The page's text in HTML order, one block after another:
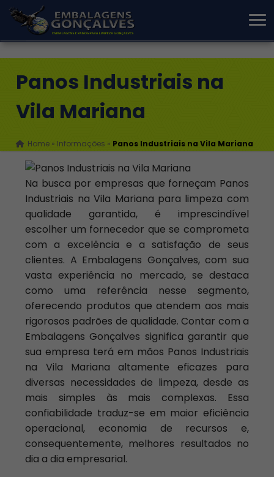
Panos Industriais na
Vila Mariana
Home » Informações » Panos Industriais na Vila Mariana
Na busca por empresas que forneçam Panos
Industriais na Vila Mariana para limpeza com
qualidade garantida, é imprescindível
escolher um fornecedor que se comprometa
com a excelência e a satisfação de seus
clientes. A Embalagens Gonçalves, com sua
vasta experiência no mercado, se destaca
como uma referência nesse segmento,
oferecendo produtos que atendem aos mais
rigorosos padrões de qualidade. Contar com a
Embalagens Gonçalves significa garantir que
sua empresa terá em mãos Panos Industriais
na Vila Mariana altamente eficazes para
diversas necessidades de limpeza, desde as
mais simples às mais complexas. Essa
confiabilidade traduz-se em maior eficiência
operacional, economia de recursos e,
consequentemente, melhores resultados no
dia a dia empresarial.